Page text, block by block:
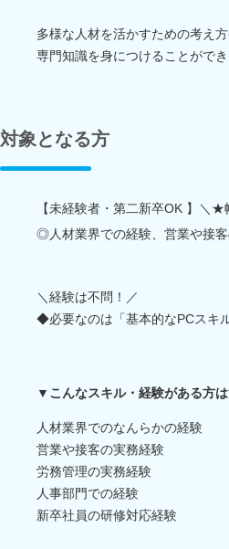
多様な人材を活かすための考え
専門知識を身につけることがで
対象となる方
【未経験者・第二新卒OK 】＼
◎人材業界での経験、営業や接
＼経験は不問！／
◆必要なのは「基本的なPCスキ
▼こんなスキル・経験がある方
人材業界でのなんらかの経験
営業や接客の実務経験
労務管理の実務経験
人事部門での経験
新卒社員の研修対応経験